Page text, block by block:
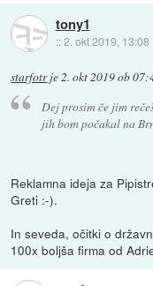
tony1
::2. okt 2019, 13:08
starfotrje2. okt 2019 ob
Dej prosim če jim
jih bom počakal na
Reklamna ideja za
Greti :-).
In seveda, očitki o
100x boljša firma od